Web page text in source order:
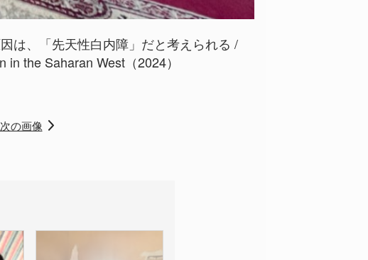
は、「先天性白内障」だと考えられる /
the Saharan West（2024）
次の画像